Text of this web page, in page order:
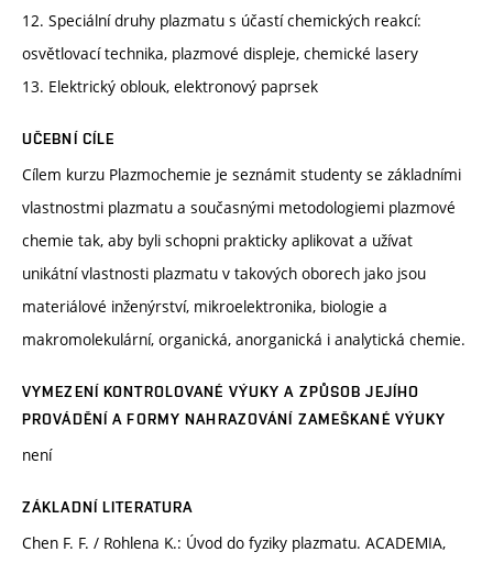
12. Speciální druhy plazmatu s účastí chemických reakcí:
osvětlovací technika, plazmové displeje, chemické lasery
13. Elektrický oblouk, elektronový paprsek
UČEBNÍ CÍLE
Cílem kurzu Plazmochemie je seznámit studenty se základními
vlastnostmi plazmatu a současnými metodologiemi plazmové
chemie tak, aby byli schopni prakticky aplikovat a užívat
unikátní vlastnosti plazmatu v takových oborech jako jsou
materiálové inženýrství, mikroelektronika, biologie a
makromolekulární, organická, anorganická i analytická chemie.
VYMEZENÍ KONTROLOVANÉ VÝUKY A ZPŮSOB JEJÍHO
PROVÁDĚNÍ A FORMY NAHRAZOVÁNÍ ZAMEŠKANÉ VÝUKY
není
ZÁKLADNÍ LITERATURA
Chen F. F. / Rohlena K.: Úvod do fyziky plazmatu. ACADEMIA,